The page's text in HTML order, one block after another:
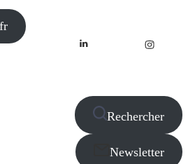
Rechercher
Newsletter